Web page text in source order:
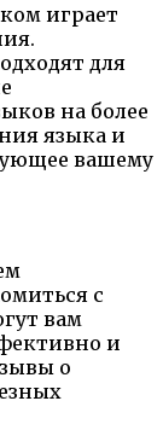
играет
для
на более
языка и
вашему
с
вам
и
о